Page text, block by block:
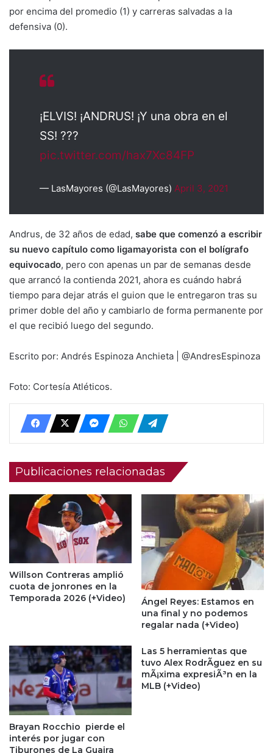
por encima del promedio (1) y carreras salvadas a la
defensiva (0).
¡ELVIS! ¡ANDRUS! ¡Y una obra en el
SS! ???
pic.twitter.com/hax7Xc84FP
— LasMayores (@LasMayores) April 3, 2021
Andrus, de 32 años de edad, sabe que comenzó a escribir
su nuevo capítulo como ligamayorista con el bolígrafo
equivocado, pero con apenas un par de semanas desde
que arrancó la contienda 2021, ahora es cuándo habrá
tiempo para dejar atrás el guion que le entregaron tras su
primer doble del año y cambiarlo de forma permanente por
el que recibió luego del segundo.
Escrito por: Andrés Espinoza Anchieta | @AndresEspinoza
Foto: Cortesía Atléticos.
Publicaciones relacionadas
Willson Contreras amplió
cuota de jonrones en la
Temporada 2026 (+Video)
Ángel Reyes: Estamos en
una final y no podemos
regalar nada (+Video)
Brayan Rocchio pierde el
interés por jugar con
Tiburones de La Guaira
Las 5 herramientas que
tuvo Alex RodrÃ­guez en su
mÃ¡xima expresiÃ³n en la
MLB (+Video)